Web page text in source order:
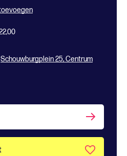
Schouwburgplein 25, Centrum